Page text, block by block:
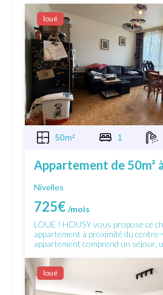
Ιoué
50m² 1
Appartement de 50m²
Nivelles
725€/mois
LOUE ! HOUSY vous propose ce
appartement à proximité du
appartement comprend un séjour,
Ιoué